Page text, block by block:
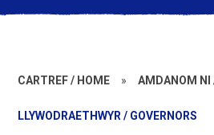
CARTREF / HOME » AMDANOM NI
LLYWODRAETHWYR / GOVERNORS